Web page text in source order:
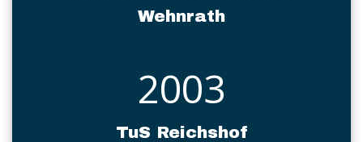
Wehnrath
2003
TuS Reichshof